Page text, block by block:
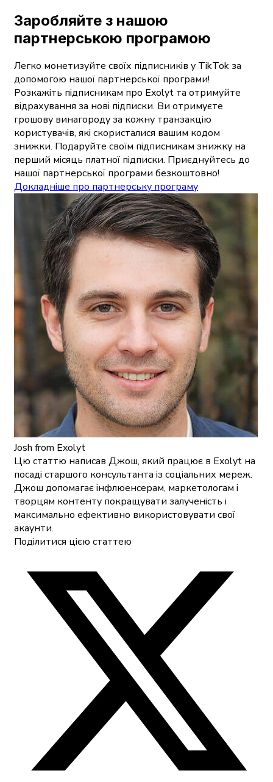
Заробляйте з нашою
партнерською програмою
Легко монетизуйте своїх підписників у TikTok за
допомогою нашої партнерської програми!
Розкажіть підписникам про Exolyt та отримуйте
відрахування за нові підписки. Ви отримуєте
грошову винагороду за кожну транзакцію
користувачів, які скористалися вашим кодом
знижки. Подаруйте своїм підписникам знижку на
перший місяць платної підписки. Приєднуйтесь до
нашої партнерської програми безкоштовно!
Докладніше про партнерську програму
Josh from Exolyt
Цю статтю написав Джош, який працює в Exolyt на
посаді старшого консультанта із соціальних мереж.
Джош допомагає інфлюенсерам, маркетологам і
творцям контенту покращувати залученість і
максимально ефективно використовувати свої
акаунти.
Поділитися цією статтею